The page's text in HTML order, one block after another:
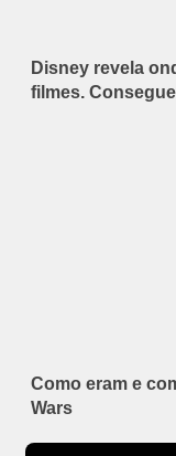
Disney revela
filmes.
Como eram e
Wars